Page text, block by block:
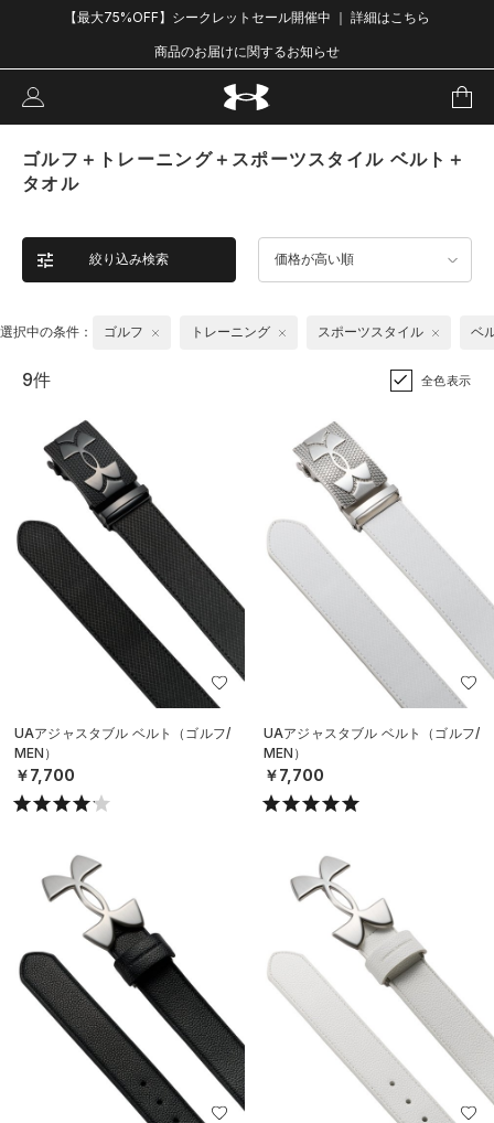
【最大75%OFF】シークレットセール開催中 ｜ 詳細はこちら
商品のお届けに関するお知らせ
ゴルフ＋トレーニング＋スポーツスタイル ベルト＋
タオル
絞り込み検索 価格が高い順
選択中の条件： ゴルフ トレーニング スポーツスタイル ベ
9件 全色表示
UAアジャスタブル ベルト（ゴルフ/
MEN）
￥7,700
UAアジャスタブル ベルト（ゴルフ/
MEN）
￥7,700